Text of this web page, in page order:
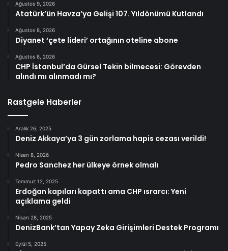
Ağustos 9, 2026
Atatürk’ün Havza’ya Gelişi 107. Yıldönümü Kutlandı
Ağustos 8, 2026
Diyanet ‘çete lideri’ ortağının oteline abone
Ağustos 8, 2026
CHP İstanbul’da Gürsel Tekin bilmecesi: Görevden
alındı mı alınmadı mı?
Rastgele Haberler
Aralık 26, 2025
Deniz Akkaya’ya 3 gün zorlama hapis cezası verildi!
Nisan 8, 2026
Pedro Sanchez her ülkeye örnek olmalı
Temmuz 12, 2025
Erdoğan kapıları kapattı ama CHP ısrarcı: Yeni
açıklama geldi
Nisan 28, 2025
DenizBank’tan Yapay Zeka Girişimleri Destek Programı
Eylül 5, 2025